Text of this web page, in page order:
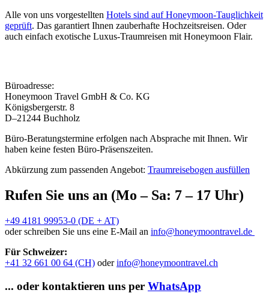
Alle von uns vorgestellten Hotels sind auf Honeymoon-Tauglichkeit
geprüft. Das garantiert Ihnen zauberhafte Hochzeitsreisen. Oder
auch einfach exotische Luxus-Traumreisen mit Honeymoon Flair.
Büroadresse:
Honeymoon Travel GmbH & Co. KG
Königsbergerstr. 8
D–21244 Buchholz
Büro-Beratungstermine erfolgen nach Absprache mit Ihnen. Wir
haben keine festen Büro-Präsenszeiten.
Abkürzung zum passenden Angebot: Traumreisebogen ausfüllen
Rufen Sie uns an (Mo – Sa: 7 – 17 Uhr)
+49 4181 99953-0 (DE + AT)
oder schreiben Sie uns eine E-Mail an info@honeymoontravel.de
Für Schweizer:
+41 32 661 00 64 (CH) oderinfo@honeymoontravel.ch
... oder kontaktieren uns per WhatsApp